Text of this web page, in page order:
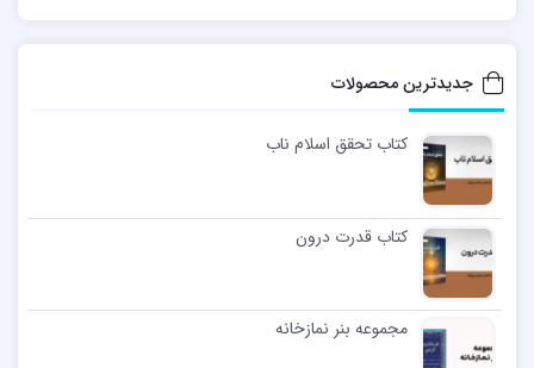
جدیدترین محصولات
کتاب تحقق اسلام ناب
کتاب قدرت درون
مجموعه بنر نمازخانه